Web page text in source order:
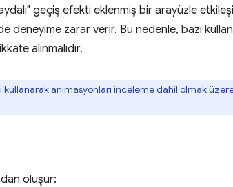
geçiş efekti eklenmiş bir arayüzle
zarar verir. Bu nedenle, bazı
alınmalıdır.
kullanarak animasyonları incelemedahil olmak
oluşur: